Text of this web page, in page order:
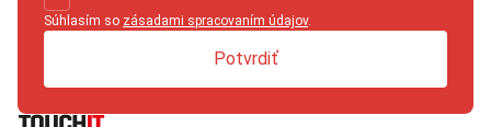
Súhlasím so zásadami spracovaním údajov.
Potvrdiť